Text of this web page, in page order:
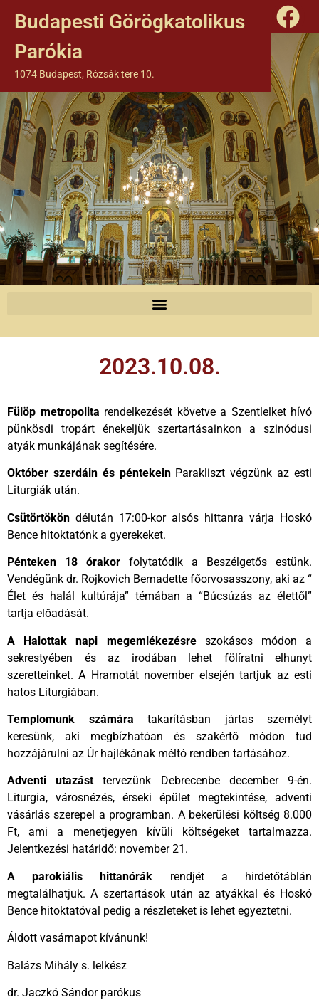
Budapesti Görögkatolikus
Parókia
1074 Budapest, Rózsák tere 10.
2023.10.08.
Fülöp metropolita rendelkezését követve a Szentlelket hívó
pünkösdi tropárt énekeljük szertartásainkon a szinódusi
atyák munkájának segítésére.
Október szerdáin és péntekeinParakliszt végzünk az esti
Liturgiák után.
Csütörtökön délután 17:00-kor alsós hittanra várja Hoskó
Bence hitoktatónk a gyerekeket.
Pénteken 18 órakor folytatódik a Beszélgetős estünk.
Vendégünk dr. Rojkovich Bernadette főorvosasszony, aki az “
Élet és halál kultúrája” témában a “Búcsúzás az élettől”
tartja előadását.
A Halottak napi megemlékezésreszokásos módon a
sekrestyében és az irodában lehet fölíratni elhunyt
szeretteinket. A Hramotát november elsején tartjuk az esti
hatos Liturgiában.
Templomunk számára takarításban jártas személyt
keresünk, aki megbízhatóan és szakértő módon tud
hozzájárulni az Úr hajlékának méltó rendben tartásához.
Adventi utazást tervezünk Debrecenbe december 9-én.
Liturgia, városnézés, érseki épület megtekintése, adventi
vásárlás szerepel a programban. A bekerülési költség 8.000
Ft, ami a menetjegyen kívüli költségeket tartalmazza.
Jelentkezési határidő: november 21.
A parokiális hittanórák rendjét a hirdetőtáblán
megtalálhatjuk. A szertartások után az atyákkal és Hoskó
Bence hitoktatóval pedig a részleteket is lehet egyeztetni.
Áldott vasárnapot kívánunk!
Balázs Mihály s. lelkész
dr. Jaczkó Sándor parókus